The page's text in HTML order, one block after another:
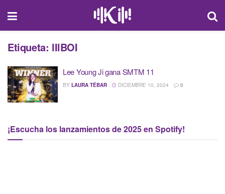
Etiqueta: lIlBOI
Lee Young Ji gana SMTM 11
BY LAURA TÉBAR DICIEMBRE 10, 2024 0
¡Escucha los lanzamientos de 2025 en Spotify!